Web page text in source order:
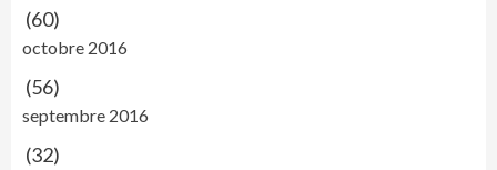
(60)
octobre 2016
(56)
septembre 2016
(32)